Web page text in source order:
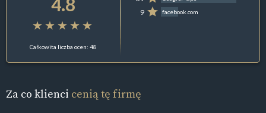
Całkowita liczba ocen: 48
9 facebook.com
Za co klienci cenią tę firmę